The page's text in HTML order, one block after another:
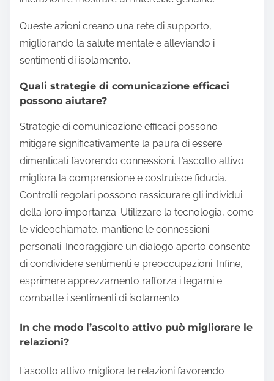
Queste azioni creano una rete di supporto,
migliorando la salute mentale e alleviando i
sentimenti di isolamento.
Quali strategie di comunicazione efficaci
possono aiutare?
Strategie di comunicazione efficaci possono
mitigare significativamente la paura di essere
dimenticati favorendo connessioni. L’ascolto attivo
migliora la comprensione e costruisce fiducia.
Controlli regolari possono rassicurare gli individui
della loro importanza. Utilizzare la tecnologia, come
le videochiamate, mantiene le connessioni
personali. Incoraggiare un dialogo aperto consente
di condividere sentimenti e preoccupazioni. Infine,
esprimere apprezzamento rafforza i legami e
combatte i sentimenti di isolamento.
In che modo l’ascolto attivo può migliorare le
relazioni?
L’ascolto attivo migliora le relazioni favorendo